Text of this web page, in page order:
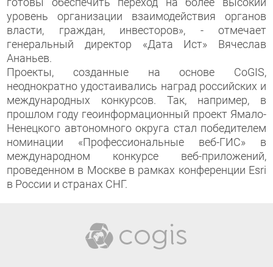
уровень организации взаимодействия органов
власти, граждан, инвесторов», - отмечает
генеральный директор «Дата Ист» Вячеслав
Ананьев.
Проекты, созданные на основе CoGIS,
неоднократно удостаивались наград российских и
международных конкурсов. Так, например, в
прошлом году геоинформационный проект Ямало-
Ненецкого автономного округа стал победителем
номинации «Профессиональные веб-ГИС» в
международном конкурсе веб-приложений,
проведенном в Москве в рамках конференции Esri
в России и странах СНГ.